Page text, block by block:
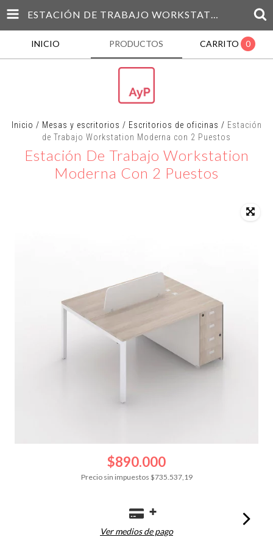
ESTACIÓN DE TRABAJO WORKSTATION MODERNA CON 2 PUESTOS
INICIO PRODUCTOS CARRITO 0
Inicio / Mesas y escritorios / Escritorios de oficinas / Estación
de Trabajo Workstation Moderna con 2 Puestos
Estación De Trabajo Workstation
Moderna Con 2 Puestos
$890.000
Precio sin impuestos $735.537,19
Ver medios de pago